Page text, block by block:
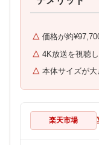
価格が約
4K放送を視聴
本体サイズが
楽天市場